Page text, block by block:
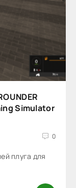
Simulator
0
плуга для